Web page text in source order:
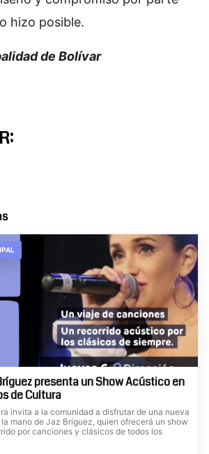
hizo posible.
de Bolívar
presenta un Show Acústico en
de Cultura
invita a la comunidad a disfrutar de una nueva
mano de Jaz Bríguez, quien ofrecerá un show
por canciones y clásicos de todos los